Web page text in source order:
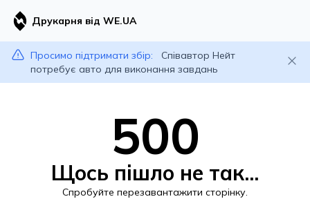
Друкарня від WE.UA
Просимо підтримати збір:
Співавтор Нейт
потребує авто для виконання завдань
500
Щось пішло не так...
Спробуйте перезавантажити сторінку.